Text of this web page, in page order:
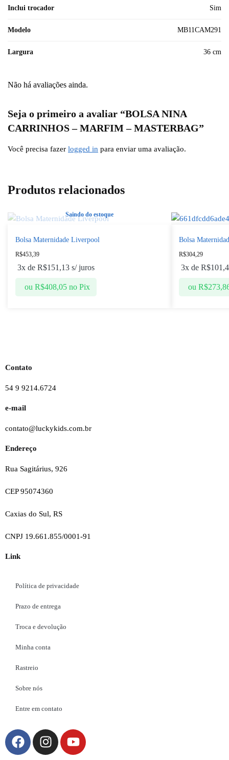
Inclui trocador Sim
Modelo MB11CAM291
Largura 36 cm
Não há avaliações ainda.
Seja o primeiro a avaliar “BOLSA NINA
CARRINHOS – MARFIM – MASTERBAG”
Você precisa fazer logged in para enviar uma avaliação.
Produtos relacionados
Saindo do estoque
Bolsa Maternidade Liverpool
R$453,39
ou R$408,05 no Pix
3x de R$151,13 s/ juros
Bolsa
R$304,29
ou R$
3x de R$
Contato
54 9 9214.6724
e-mail
contato@luckykids.com.br
Endereço
Rua Sagitárius, 926
CEP 95074360
Caxias do Sul, RS
CNPJ 19.661.855/0001-91
Link
Política de privacidade
Prazo de entrega
Troca e devolução
Minha conta
Rastreio
Sobre nós
Entre em contato